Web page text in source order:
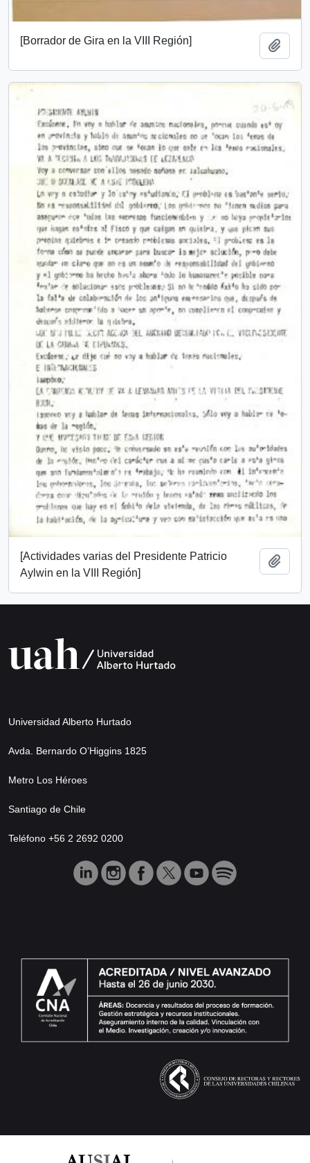
[Borrador de Gira en la VIII Región]
[Actividades varias del Presidente Patricio
Aylwin en la VIII Región]
Universidad Alberto Hurtado
Avda. Bernardo O’Higgins 1825
Metro Los Héroes
Santiago de Chile
Teléfono +56 2 2692 0200